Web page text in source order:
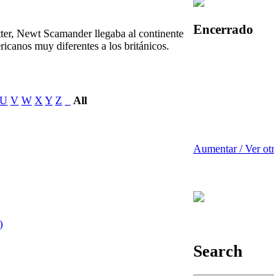
Newt Scamander llegaba al continente
muy diferentes a los británicos.
U V W X Y Z
All
Encerrado
Aumentar / Ver
Search